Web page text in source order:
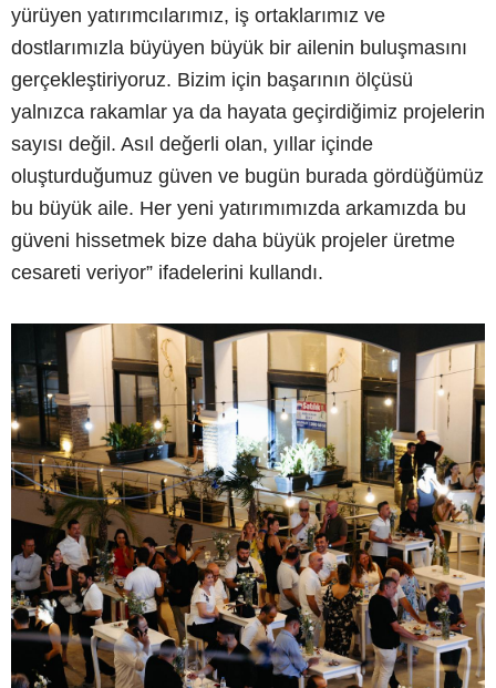
yürüyen yatırımcılarımız, iş ortaklarımız ve
dostlarımızla büyüyen büyük bir ailenin buluşmasını
gerçekleştiriyoruz. Bizim için başarının ölçüsü
yalnızca rakamlar ya da hayata geçirdiğimiz projelerin
sayısı değil. Asıl değerli olan, yıllar içinde
oluşturduğumuz güven ve bugün burada gördüğümüz
bu büyük aile. Her yeni yatırımımızda arkamızda bu
güveni hissetmek bize daha büyük projeler üretme
cesareti veriyor” ifadelerini kullandı.